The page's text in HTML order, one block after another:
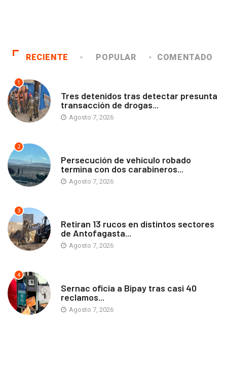
RECIENTE POPULAR COMENTADO
1
Tres detenidos tras detectar presunta
transacción de drogas...
Agosto 7, 2026
2
Persecución de vehículo robado
termina con dos carabineros...
Agosto 7, 2026
3
Retiran 13 rucos en distintos sectores
de Antofagasta...
Agosto 7, 2026
4
Sernac oficia a Bipay tras casi 40
reclamos...
Agosto 7, 2026